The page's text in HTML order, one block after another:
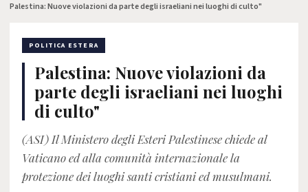
Palestina: Nuove violazioni da parte degli israeliani nei luoghi di culto"
POLITICA ESTERA
Palestina: Nuove violazioni da
parte degli israeliani nei luoghi
di culto"
(ASI) Il Ministero degli Esteri Palestinese chiede al
Vaticano ed alla comunità internazionale la
protezione dei luoghi santi cristiani ed musulmani.